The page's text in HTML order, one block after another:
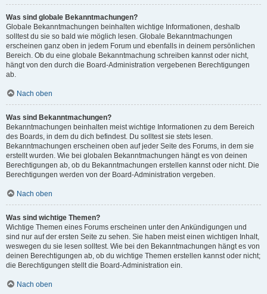
Was sind globale Bekanntmachungen?
Globale Bekanntmachungen beinhalten wichtige Informationen, deshalb
solltest du sie so bald wie möglich lesen. Globale Bekanntmachungen
erscheinen ganz oben in jedem Forum und ebenfalls in deinem persönlichen
Bereich. Ob du eine globale Bekanntmachung schreiben kannst oder nicht,
hängt von den durch die Board-Administration vergebenen Berechtigungen
ab.
Nach oben
Was sind Bekanntmachungen?
Bekanntmachungen beinhalten meist wichtige Informationen zu dem Bereich
des Boards, in dem du dich befindest. Du solltest sie stets lesen.
Bekanntmachungen erscheinen oben auf jeder Seite des Forums, in dem sie
erstellt wurden. Wie bei globalen Bekanntmachungen hängt es von deinen
Berechtigungen ab, ob du Bekanntmachungen erstellen kannst oder nicht. Die
Berechtigungen werden von der Board-Administration vergeben.
Nach oben
Was sind wichtige Themen?
Wichtige Themen eines Forums erscheinen unter den Ankündigungen und
sind nur auf der ersten Seite zu sehen. Sie haben meist einen wichtigen Inhalt,
weswegen du sie lesen solltest. Wie bei den Bekanntmachungen hängt es von
deinen Berechtigungen ab, ob du wichtige Themen erstellen kannst oder nicht;
die Berechtigungen stellt die Board-Administration ein.
Nach oben